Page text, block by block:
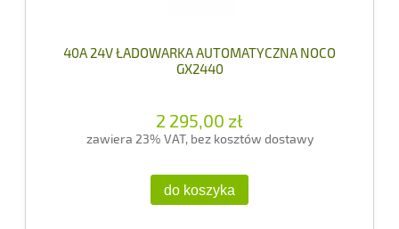
40A 24V ŁADOWARKA AUTOMATYCZNA NOCO
GX2440
2 295,00 zł
zawiera 23% VAT, bez kosztów dostawy
do koszyka